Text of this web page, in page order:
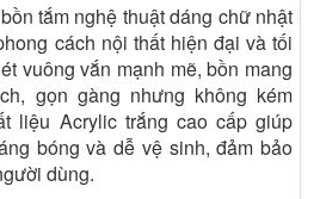
cách nội thất hiện đại và tối
vuông vắn mạnh mẽ, bồn mang
gọn gàng nhưng không kém
liệu Acrylic trắng cao cấp giúp
bóng và dễ vệ sinh, đảm bảo
dùng.